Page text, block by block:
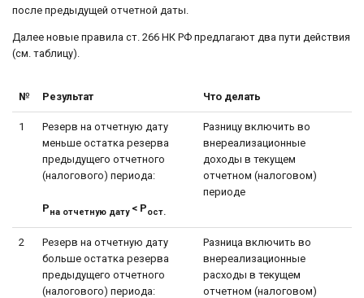
после предыдущей отчетной даты.
Далее новые правила ст. 266 НК РФ предлагают два пути действия
(см. таблицу).
№ Результат Что делать
1
Резерв на отчетную дату
меньше остатка резерва
предыдущего отчетного
(налогового) периода:
Рна отчетную дату< Рост.
Разницу включить во
внереализационные
доходы в текущем
отчетном (налоговом)
периоде
2
Резерв на отчетную дату
больше остатка резерва
предыдущего отчетного
(налогового) периода:
Разница включить во
внереализационные
расходы в текущем
отчетном (налоговом)